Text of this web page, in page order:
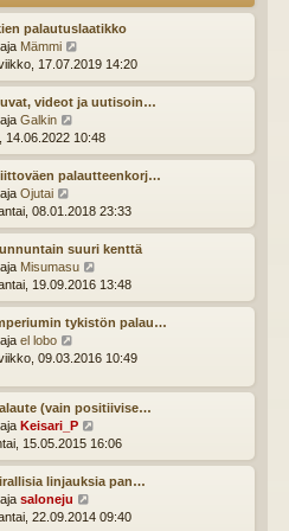
s
t
i
u
s
i
n
v
i
e
s
t
i
palautuslaatikko
Mämmi
ä
y
t
u
u
n
e
s
t
i
17.07.2019 14:20
videot ja uutisoin…
Galkin
ä
y
t
u
u
n
e
t
i
14.06.2022 10:48
palautteenkorj…
Ojutai
ä
y
t
ä
u
u
s
i
n
i
e
s
t
i
08.01.2018 23:33
suuri kenttä
Misumasu
ä
y
t
u
s
i
v
i
e
t
19.09.2016 13:48
tykistön palau…
el lobo
ä
t
ä
u
u
s
i
n
v
09.03.2016 10:49
(vain positiivise…
Keisari_P
ä
y
t
u
15.05.2015 16:06
linjauksia pan…
saloneju
ä
22.09.2014 09:40